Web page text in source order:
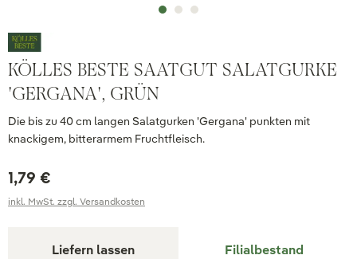
KÖLLES BESTE SAATGUT SALATGURKE
'GERGANA', GRÜN
Die bis zu 40 cm langen Salatgurken 'Gergana' punkten mit
knackigem, bitterarmem Fruchtfleisch.
1,79 €
inkl. MwSt. zzgl. Versandkosten
Liefern lassen Filialbestand